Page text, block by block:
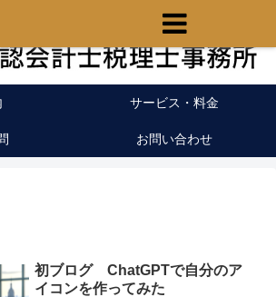
市の税理士｜開業支援｜クラウド会計
サービス・料金
お問い合わせ
初ブログ ChatGPTで自分のア
イコンを作ってみた